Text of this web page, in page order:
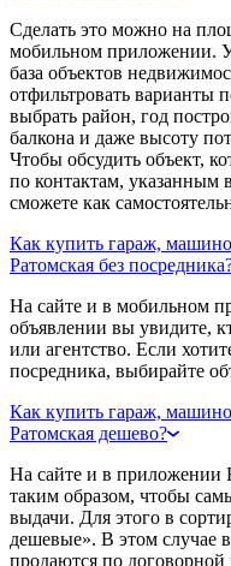
Сделать это можно на
мобильном приложении.
база объектов
отфильтровать варианты
выбрать район, год
балкона и даже высоту
Чтобы обсудить объект,
по контактам, указанным
сможете как
Как купить гараж,
Ратомская без
На сайте и в мобильном
объявлении вы увидите,
или агентство. Если
посредника, выбирайте
Как купить гараж,
Ратомская дешево?
На сайте и в приложении
таким образом, чтобы
выдачи. Для этого в
дешевые». В этом случае
продаются по договорной